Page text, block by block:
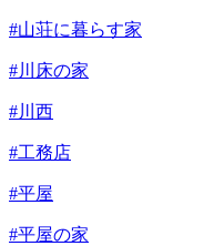
#山荘に暮らす家
#川床の家
#川西
#工務店
#平屋
#平屋の家